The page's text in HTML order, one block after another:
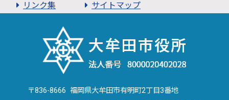
リンク集
サイトマップ
〒836-8666 福岡県大牟田市有明町2丁目3番地